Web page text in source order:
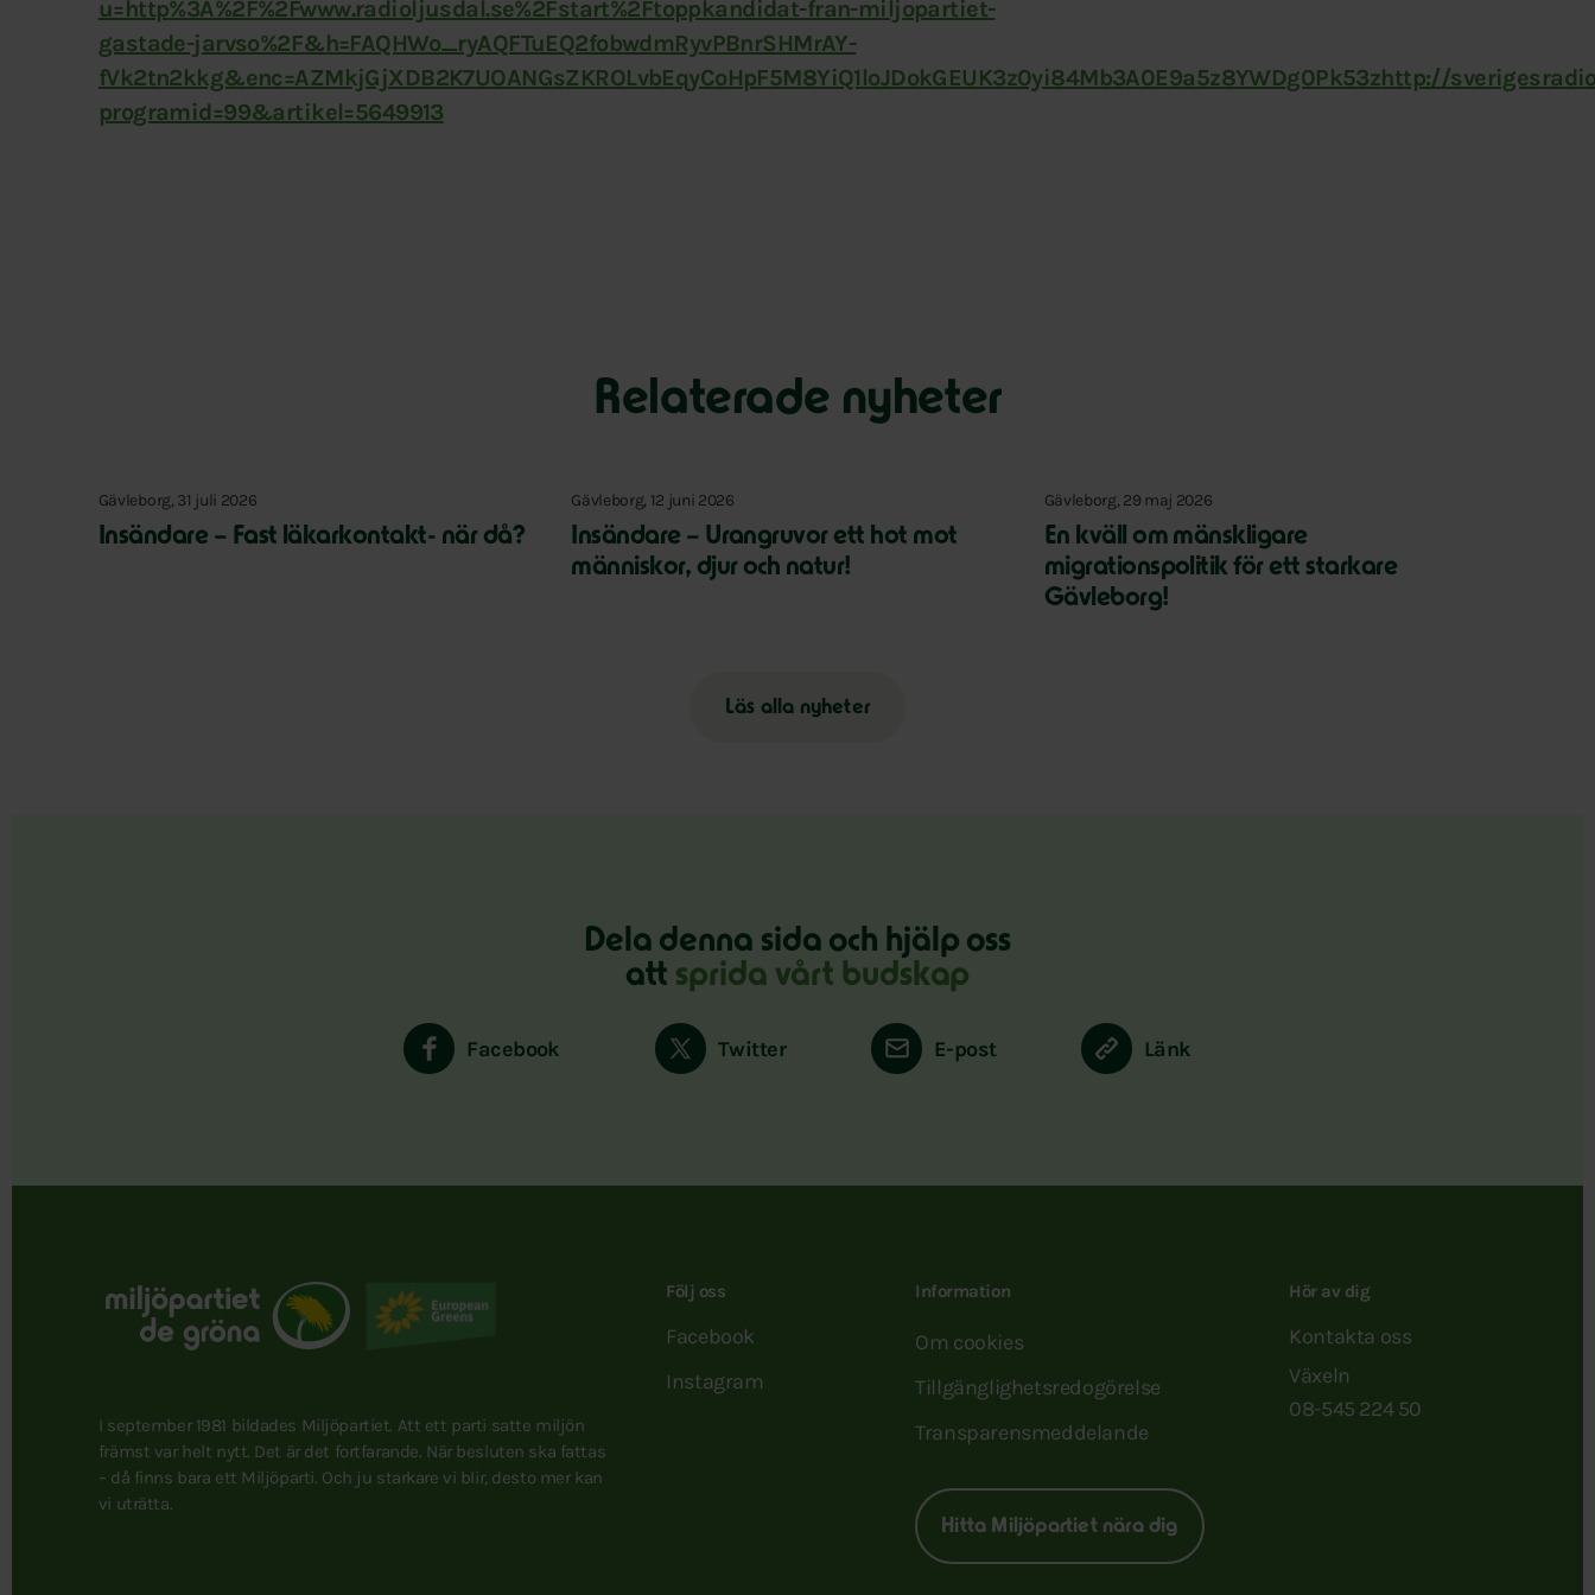
u=http%3A%2F%2Fwww.radioljusdal.se%2Fstart%2Ftoppkandidat-fran-miljopartiet-
gastade-jarvso%2F&h=FAQHWo_ryAQFTuEQ2fobwdmRyvPBnrSHMrAY-
fVk2tn2kkg&enc=AZMkjGjXDB2K7UOANGsZKROLvbEqyCoHpF5M8YiQ1loJDokGEUK3z0yi84Mb3A0E9a5z8YWDg0Pk53zhttp://
programid=99&artikel=5649913
Relaterade nyheter
Gävleborg, 31 juli 2026
Insändare – Fast läkarkontakt- när då?
Gävleborg, 12 juni 2026
Insändare – Urangruvor ett hot mot
människor, djur och natur!
Gävleborg, 29 maj 2026
En kväll om mänskligare
migrationspolitik för ett starkare
Gävleborg!
Läs alla nyheter
Dela denna sida och hjälp oss
att sprida vårt budskap
Facebook Twitter E-post Länk
I september 1981 bildades Miljöpartiet. Att ett parti satte miljön
främst var helt nytt. Det är det fortfarande. När besluten ska fattas
– då finns bara ett Miljöparti. Och ju starkare vi blir, desto mer kan
vi uträtta.
Följ oss
Facebook
Instagram
Information
Om cookies
Tillgänglighetsredogörelse
Transparensmeddelande
Hitta Miljöpartiet nära dig
Hör av dig
Kontakta oss
Växeln
08-545 224 50